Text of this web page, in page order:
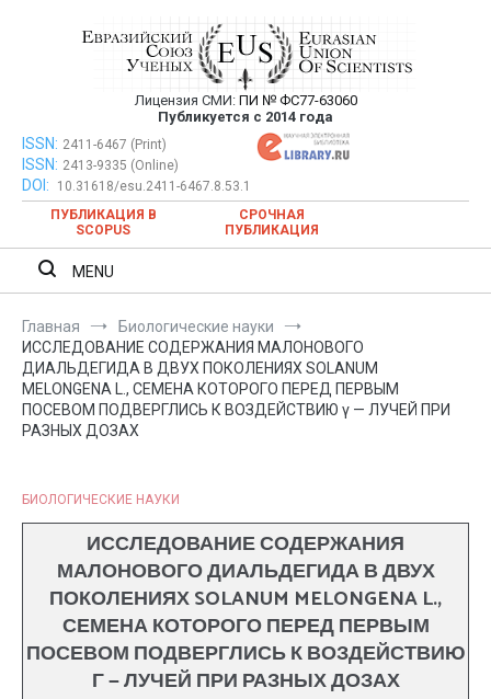
Евразийский Союз Ученых —
публикация научных статей в
ежемесячном научном журнале
Лицензия СМИ: ПИ № ФС77-63060
Публикуется с 2014 года
Евразийский Союз Ученых — публикация научных статей в
ежемесячном научном журнале
ISSN: 2411-6467 (Print)
ISSN: 2413-9335 (Online)
DOI:
10.31618/esu.2411-6467.8.53.1
ПУБЛИКАЦИЯ В
SCOPUS
СРОЧНАЯ
ПУБЛИКАЦИЯ
MENU
Главная
Биологические науки
ИССЛЕДОВАНИЕ СОДЕРЖАНИЯ МАЛОНОВОГО
ДИАЛЬДЕГИДА В ДВУХ ПОКОЛЕНИЯХ SOLANUM
MELONGENA L., СЕМЕНА КОТОРОГО ПЕРЕД ПЕРВЫМ
ПОСЕВОМ ПОДВЕРГЛИСЬ К ВОЗДЕЙСТВИЮ γ — ЛУЧЕЙ ПРИ
РАЗНЫХ ДОЗАХ
БИОЛОГИЧЕСКИЕ НАУКИ
ИССЛЕДОВАНИЕ СОДЕРЖАНИЯ
МАЛОНОВОГО ДИАЛЬДЕГИДА В ДВУХ
ПОКОЛЕНИЯХ SOLANUM MELONGENA L.,
СЕМЕНА КОТОРОГО ПЕРЕД ПЕРВЫМ
ПОСЕВОМ ПОДВЕРГЛИСЬ К ВОЗДЕЙСТВИЮ
Γ — ЛУЧЕЙ ПРИ РАЗНЫХ ДОЗАХ